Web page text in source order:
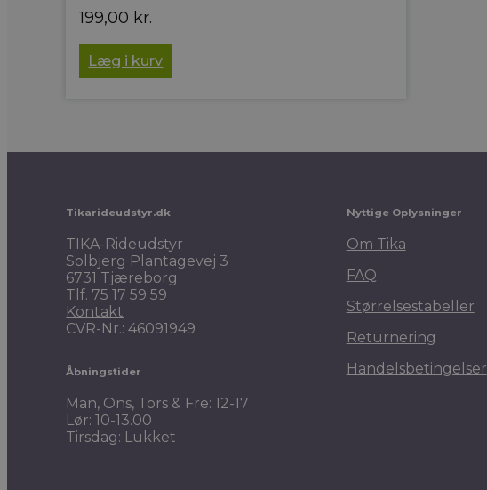
199,00 kr.
Læg i kurv
Tikarideudstyr.dk
TIKA-Rideudstyr
Solbjerg Plantagevej 3
6731 Tjæreborg
Tlf. 75 17 59 59
Kontakt
CVR-Nr.: 46091949
Åbningstider
Man, Ons, Tors & Fre: 12-17
Lør: 10-13.00
Tirsdag: Lukket
Nyttige Oplysninger
Om Tika
FAQ
Størrelsestabeller
Returnering
Handelsbetingelser